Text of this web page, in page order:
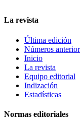
La revista
Última edición
Números
Inicio
La revista
Equipo editorial
Indización
Estadísticas
Normas editoriales